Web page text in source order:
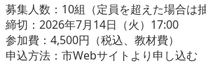
募集人数：10組（定員を超えた場合は抽
締切：2026年7月14日（火）17:00
参加費：4,500円（税込、教材費）
申込方法：市Webサイトより申し込む